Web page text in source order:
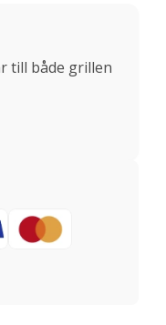
till både grillen